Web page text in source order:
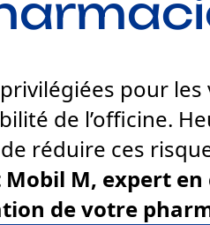
pour
de l’officine.
réduire ces
M, expert
de votre